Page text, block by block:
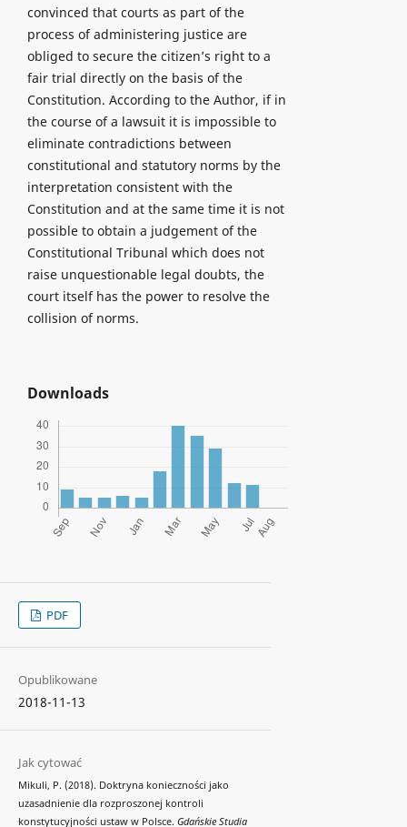
convinced that courts as part of the
process of administering justice are
obliged to secure the citizen’s right to a
fair trial directly on the basis of the
Constitution. According to the Author, if in
the course of a lawsuit it is impossible to
eliminate contradictions between
constitutional and statutory norms by the
interpretation consistent with the
Constitution and at the same time it is not
possible to obtain a judgement of the
Constitutional Tribunal which does not
raise unquestionable legal doubts, the
court itself has the power to resolve the
collision of norms.
Downloads
PDF
Opublikowane
2018-11-13
Jak cytować
Mikuli, P. (2018). Doktryna konieczności jako
uzasadnienie dla rozproszonej kontroli
konstytucyjności ustaw w Polsce. Gdańskie Studia